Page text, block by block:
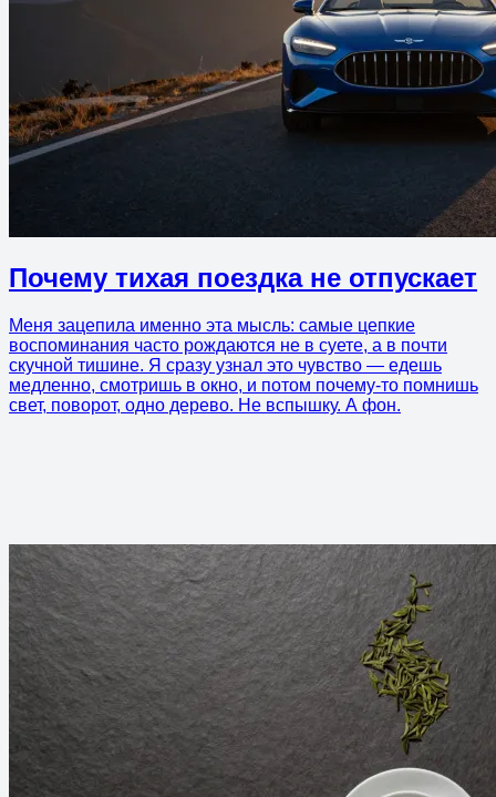
Почему тихая поездка не отпускает
Меня зацепила именно эта мысль: самые цепкие
воспоминания часто рождаются не в суете, а в почти
скучной тишине. Я сразу узнал это чувство — едешь
медленно, смотришь в окно, и потом почему-то помнишь
свет, поворот, одно дерево. Не вспышку. А фон.